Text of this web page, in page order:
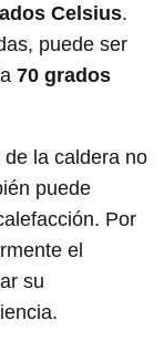
Celsius.
puede ser
70 grados
la caldera no
puede
Por
el
su